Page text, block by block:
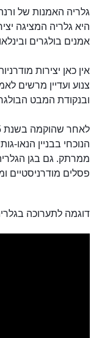
היא גלריה המציגה
אמנים בולגרים
אין כאן יצירות
צנוע ועדיין מרשים
ובנקודת המבט
הנוכחי בבניין הנאו-
ממרתק. גם בגן
פסלים מודרניסטיים
דוגמה לתערוכה